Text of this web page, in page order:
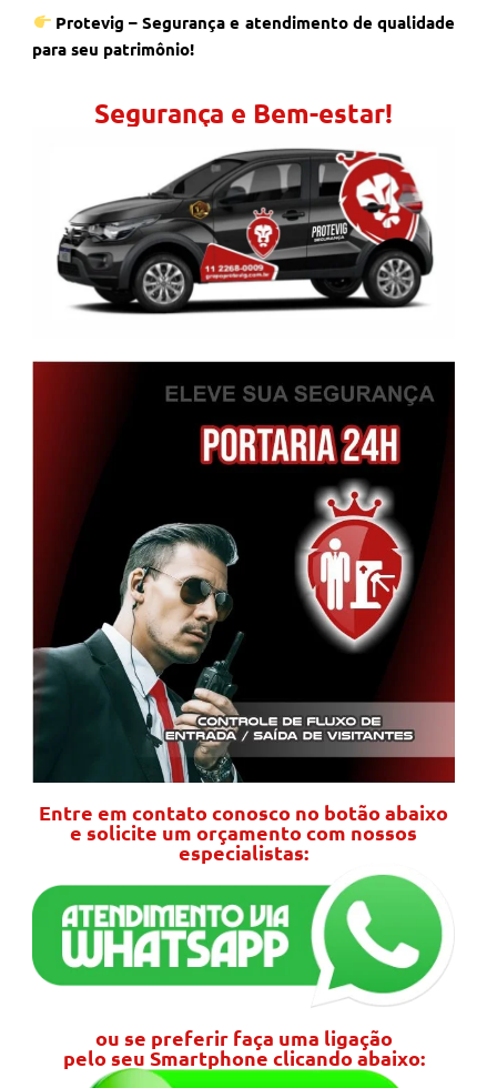
Protevig – Segurança e atendimento de qualidade
para seu patrimônio!
Segurança e Bem-estar!
Entre em contato conosco no botão abaixo
e solicite um orçamento com nossos
especialistas:
ou se preferir faça uma ligação
pelo seu Smartphone clicando abaixo: